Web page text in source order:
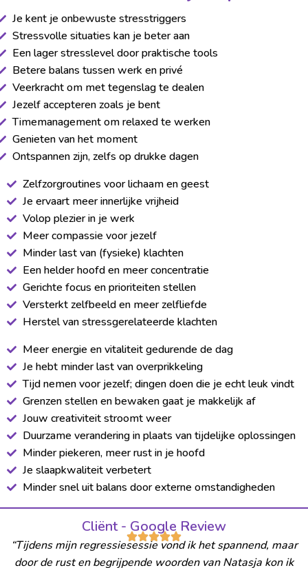
Je kent je onbewuste stresstriggers
Stressvolle situaties kan je beter aan
Een lager stresslevel door praktische tools
Betere balans tussen werk en privé
Veerkracht om met tegenslag te dealen
Jezelf accepteren zoals je bent
Timemanagement om relaxed te werken
Genieten van het moment
Ontspannen zijn, zelfs op drukke dagen
Zelfzorgroutines voor lichaam en geest
Je ervaart meer innerlijke vrijheid
Volop plezier in je werk
Meer compassie voor jezelf
Minder last van (fysieke) klachten
Een helder hoofd en meer concentratie
Gerichte focus en prioriteiten stellen
Versterkt zelfbeeld en meer zelfliefde
Herstel van stressgerelateerde klachten
Meer energie en vitaliteit gedurende de dag
Je hebt minder last van overprikkeling
Tijd nemen voor jezelf; dingen doen die je echt leuk vindt
Grenzen stellen en bewaken gaat je makkelijk af
Jouw creativiteit stroomt weer
Duurzame verandering in plaats van tijdelijke oplossingen
Minder piekeren, meer rust in je hoofd
Je slaapkwaliteit verbetert
Minder snel uit balans door externe omstandigheden
Cliënt - Google Review
“Tijdens mijn regressiesessie vond ik het spannend, maar
door de rust en begrijpende woorden van Natasja kon ik